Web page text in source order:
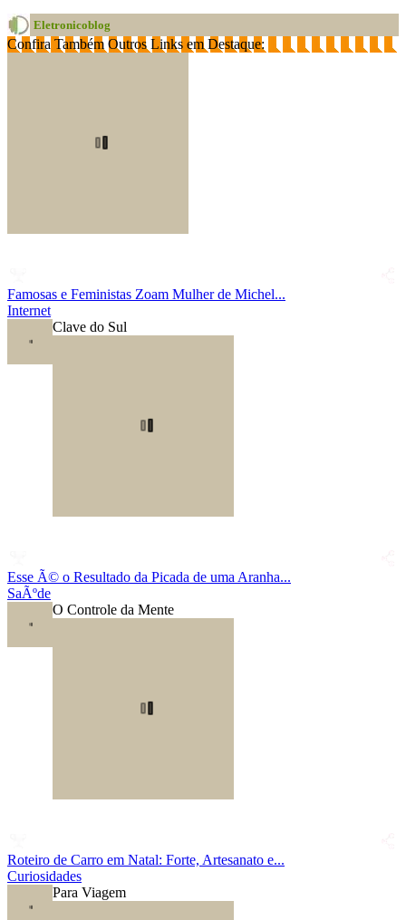
Eletronicoblog
Confira Também Outros Links em Destaque:
Famosas e Feministas Zoam Mulher de Michel...
Internet
Clave do Sul
Esse Ã© o Resultado da Picada de uma Aranha...
SaÃºde
O Controle da Mente
Roteiro de Carro em Natal: Forte, Artesanato e...
Curiosidades
Para Viagem